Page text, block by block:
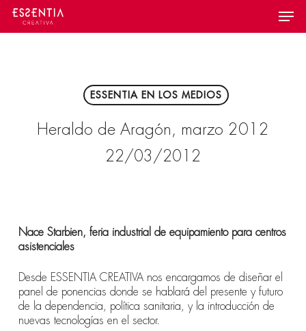
Skip
main
Menu
ESSENTIA EN LOS MEDIOS
Heraldo de Aragón, marzo 2012
22/03/2012
Nace Starbien, feria industrial de equipamiento para centros
asistenciales
Desde ESSENTIA CREATIVA nos encargamos de diseñar el
panel de ponencias donde se hablará del presente y futuro
de la dependencia, política sanitaria, y la introducción de
nuevas tecnologías en el sector.